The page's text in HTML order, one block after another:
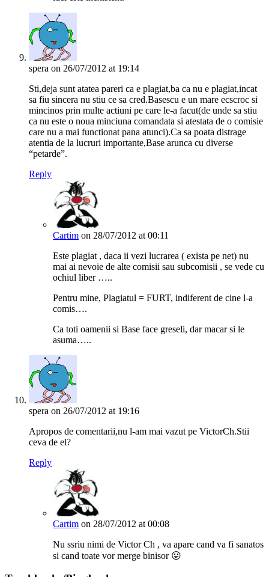
spera on 26/07/2012 at 19:14
Sti,deja sunt atatea pareri ca e plagiat,ba ca nu e plagiat,incat
sa fiu sincera nu stiu ce sa cred.Basescu e un mare ecscroc si
mincinos prin multe actiuni pe care le-a facut(de unde sa stiu
ca nu este o noua minciuna comandata si atestata de o comisie
care nu a mai functionat pana atunci).Ca sa poata distrage
atentia de la lucruri importante,Base arunca cu diverse
“petarde”.
Reply
Cartim on 28/07/2012 at 00:11
Este plagiat , daca ii vezi lucrarea ( exista pe net) nu
mai ai nevoie de alte comisii sau subcomisii , se vede cu
ochiul liber …..
Pentru mine, Plagiatul = FURT, indiferent de cine l-a
comis….
Ca toti oamenii si Base face greseli, dar macar si le
asuma…..
spera on 26/07/2012 at 19:16
Apropos de comentarii,nu l-am mai vazut pe VictorCh.Stii
ceva de el?
Reply
Cartim on 28/07/2012 at 00:08
Nu ssriu nimi de Victor Ch , va apare cand va fi sanatos
si cand toate vor merge binisor 😛